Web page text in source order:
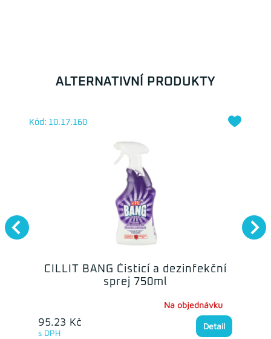
ALTERNATIVNÍ PRODUKTY
CILLIT BANG Čisticí a dezinfekční
sprej 750ml
Kód: 10.17.160
95.23 Kč
s DPH
Na objednávku
Detail